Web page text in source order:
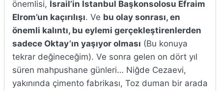
önemlisi, İsrail’in İstanbul Başkonsolosu Efraim
Elrom’un kaçırılışı. Ve bu olay sonrası, en
önemli kalıntı, bu eylemi gerçekleştirenlerden
sadece Oktay’ın yaşıyor olması (Bu konuya
tekrar değineceğim). Ve sonra gelen on dört yıl
süren mahpushane günleri… Niğde Cezaevi,
yakınında çimento fabrikası, Toz duman bir arada